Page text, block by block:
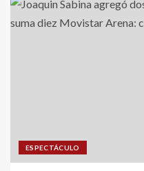
ESPECTÁCULO